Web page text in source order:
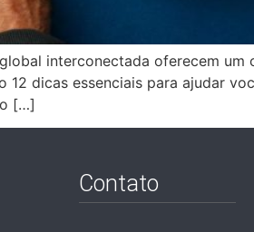
interconectada oferecem um
dicas essenciais para ajudar
[…]
Contato